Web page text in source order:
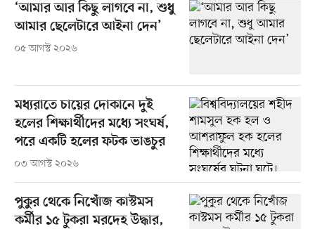
‘আমার আর কিছু লাগবে না, শুধু
আমার ছেলেটারে আইনা দেন’
০৫ আগস্ট ২০২৬
মধ্যরাতে চায়ের দোকানে দুই
হলের শিক্ষার্থীদের মধ্যে সংঘর্ষ,
পরে একটি হলের ফটক ভাঙচুর
০৩ আগস্ট ২০২৬
পুকুর থেকে নিখোঁজ কাস্টমস
কর্মীর ১৫ টুকরা মরদেহ উদ্ধার,